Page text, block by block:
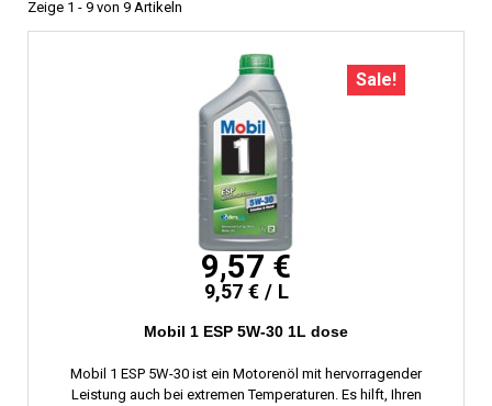
Zeige 1 - 9 von 9 Artikeln
Sale!
9,57 €
9,57 € / L
Mobil 1 ESP 5W-30 1L dose
Mobil 1 ESP 5W-30 ist ein Motorenöl mit hervorragender
Leistung auch bei extremen Temperaturen. Es hilft, Ihren